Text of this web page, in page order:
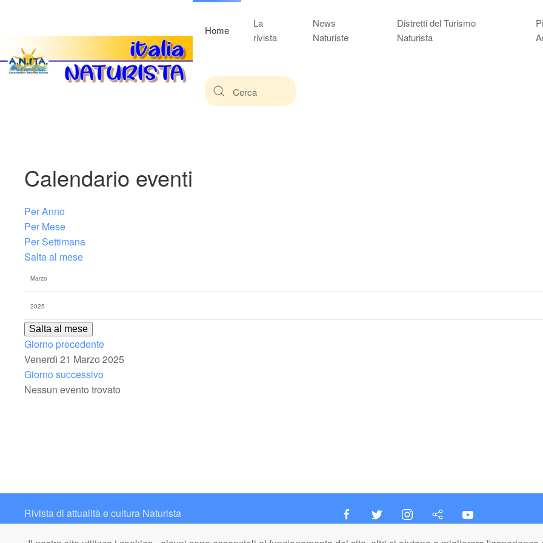
Home
La
rivista
News
Naturiste
Distretti del Turismo
Naturista
Calendario eventi
Per Anno
Per Mese
Per Settimana
Salta al mese
Salta al mese
Giorno precedente
Venerdì 21 Marzo 2025
Giorno successivo
Nessun evento trovato
Rivista di attualità e cultura Naturista
Contatto: redazione@italianaturista.it